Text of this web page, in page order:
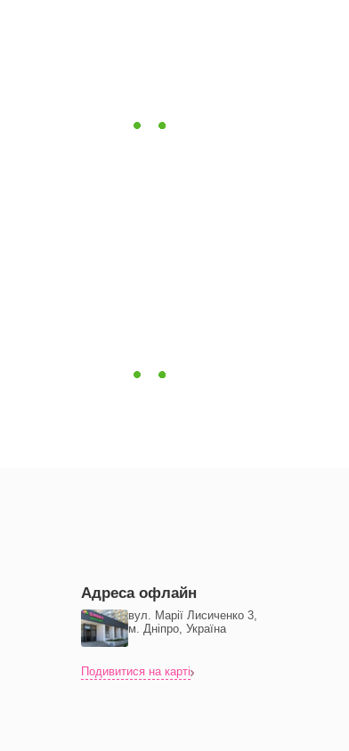
Адреса офлайн
вул. Марії Лисиченко 3,
м. Дніпро, Україна
Подивитися на карті